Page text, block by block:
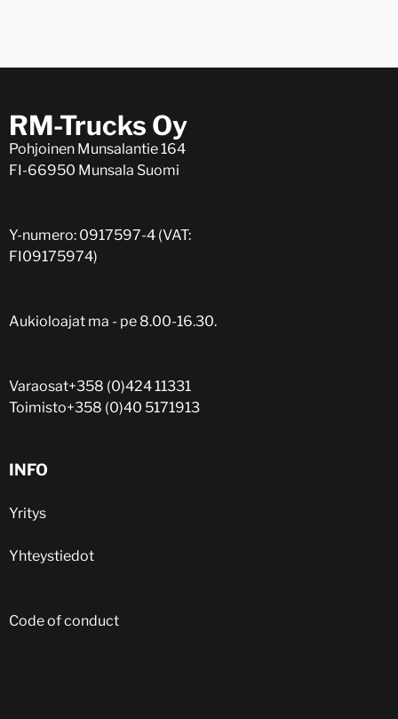
RM-Trucks Oy
Pohjoinen Munsalantie 164
FI-66950 Munsala Suomi
Y-numero: 0917597-4 (VAT:
FI09175974)
Aukioloajat ma - pe 8.00-16.30.
Varaosat+358 (0)424 11331
Toimisto+358 (0)40 5171913
INFO
Yritys
Yhteystiedot
Code of conduct